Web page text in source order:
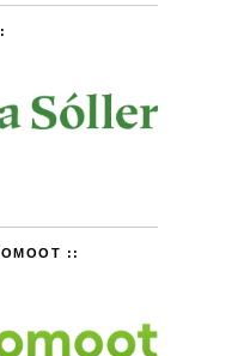
::